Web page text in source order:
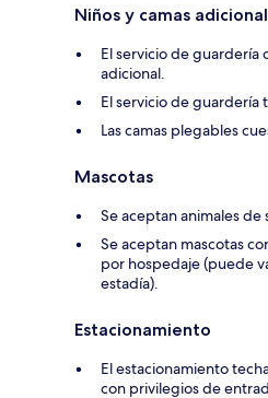
Niños y camas
El servicio de guardería
adicional.
El servicio de guardería
Las camas plegables
Mascotas
Se aceptan animales de
Se aceptan mascotas
por hospedaje (puede
estadía).
Estacionamiento
El estacionamiento
con privilegios de